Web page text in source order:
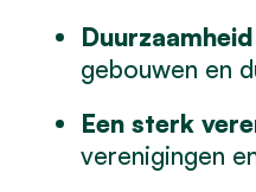
gebouwen en
Een sterk
verenigingen